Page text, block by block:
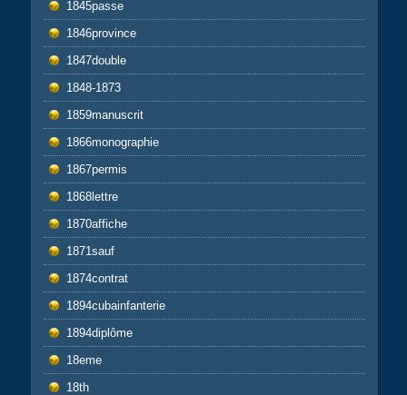
1845passe
1846province
1847double
1848-1873
1859manuscrit
1866monographie
1867permis
1868lettre
1870affiche
1871sauf
1874contrat
1894cubainfanterie
1894diplôme
18eme
18th